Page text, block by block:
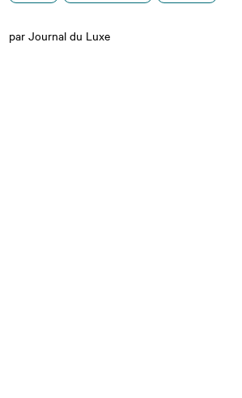
par Journal du Luxe